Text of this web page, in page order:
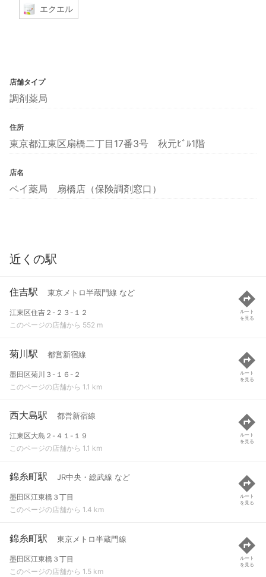
エクエル
店舗タイプ
調剤薬局
住所
東京都江東区扇橋二丁目17番3号 秋元ﾋﾞﾙ1階
店名
ベイ薬局 扇橋店（保険調剤窓口）
近くの駅
住吉駅 東京メトロ半蔵門線 など
江東区住吉２-２３-１２
このページの店舗から 552 m
ルート
を見る
菊川駅 都営新宿線
墨田区菊川３-１６-２
このページの店舗から 1.1 km
ルート
を見る
西大島駅 都営新宿線
江東区大島２-４１-１９
このページの店舗から 1.1 km
ルート
を見る
錦糸町駅 JR中央・総武線 など
墨田区江東橋３丁目
このページの店舗から 1.4 km
ルート
を見る
錦糸町駅 東京メトロ半蔵門線
墨田区江東橋３丁目
このページの店舗から 1.5 km
ルート
を見る